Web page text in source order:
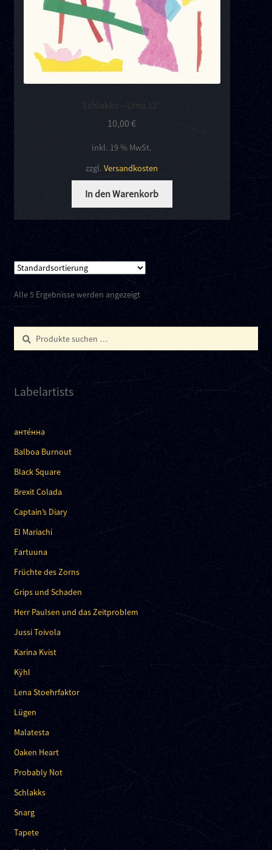
Schlakks – Uma 12″
10,00€
inkl. 19 % MwSt.
zzgl.Versandkosten
In den Warenkorb
Alle 5 Ergebnisse werden angezeigt
Suchen
nach:
Suchen
Labelartists
анте́нна
Balboa Burnout
Black Square
Brexit Colada
Captain’s Diary
El Mariachi
Fartuuna
Früchte des Zorns
Grips und Schaden
Herr Paulsen und das Zeitproblem
Jussi Toivola
Karina Kvist
Kÿhl
Lena Stoehrfaktor
Lügen
Malatesta
Oaken Heart
Probably Not
Schlakks
Snarg
Tapete